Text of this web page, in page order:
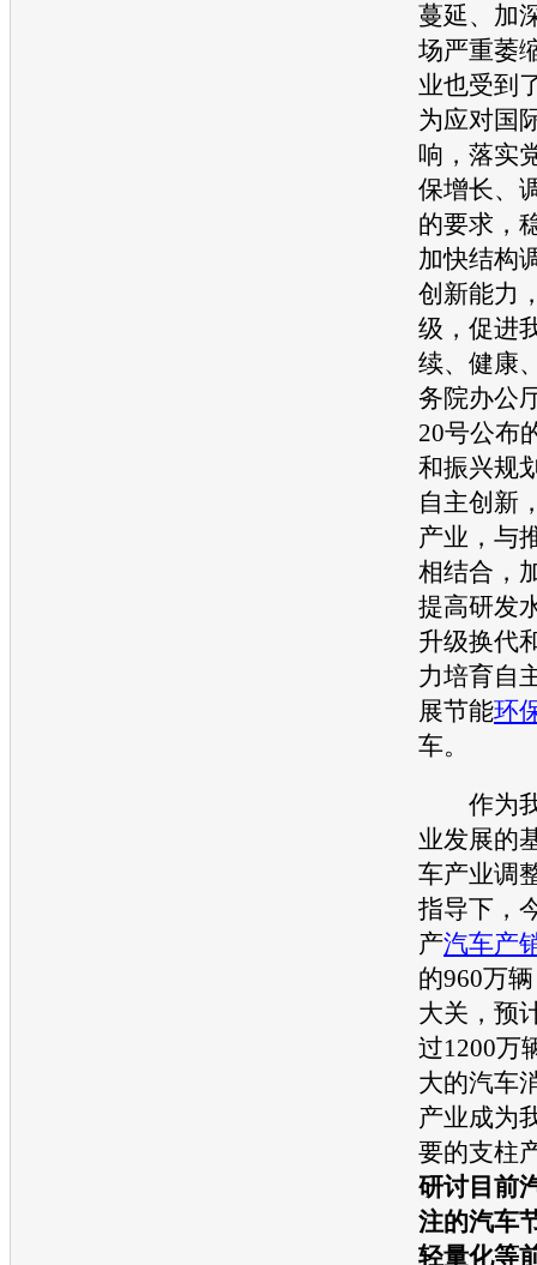
蔓延、加
场严重萎
业也受到
为应对国
响，落实
保增长、
的要求，
加快结构
创新能力
级，促进
续、健康
务院办公
20号公布
和振兴规
自主创新
产业，与
相结合，
提高研发
升级换代
力培育自
展节能环
车。
作为我
业发展的
车产业调
指导下，
产汽车产
的960万
大关，预
过1200万
大的汽车
产业成为
要的支柱
研讨目前
注的汽车
轻量化等